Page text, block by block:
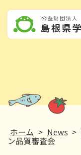
ホーム > News >
ン品質審査会